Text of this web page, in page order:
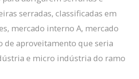
serradas, classificadas em
mercado interno A, mercado
de aproveitamento que seria
e micro indústria do ramo